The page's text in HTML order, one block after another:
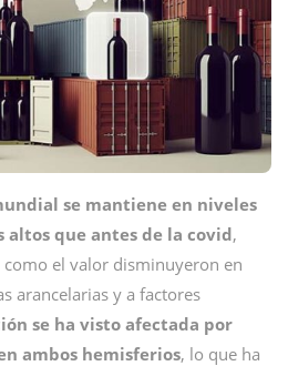
se mantiene en niveles
que antes de la covid,
el valor disminuyeron en
arancelarias y a factores
se ha visto afectada por
ambos hemisferios, lo que ha